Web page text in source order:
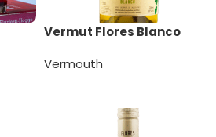
Vermut Flores Blanco
Vermouth